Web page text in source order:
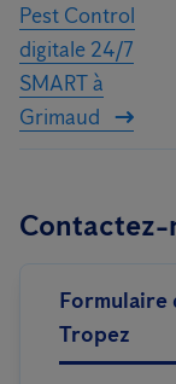
Pest Control
digitale 24/7
SMART à
Grimaud
Contactez-
Formulaire
Tropez